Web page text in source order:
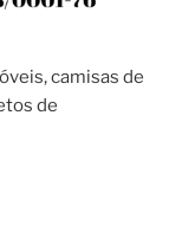
camisas de
de